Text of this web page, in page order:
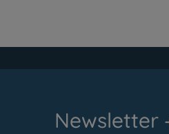
Newsletter